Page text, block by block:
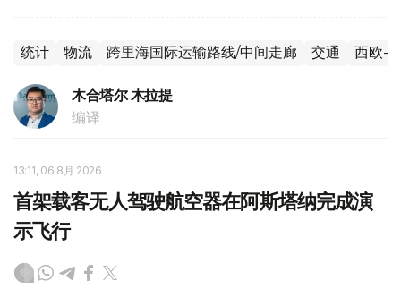
统计 物流 跨里海国际运输路线/中间走廊 交通 西欧-
木合塔尔 木拉提
编译
13:11, 06 8月 2026
首架载客无人驾驶航空器在阿斯塔纳完成演
示飞行